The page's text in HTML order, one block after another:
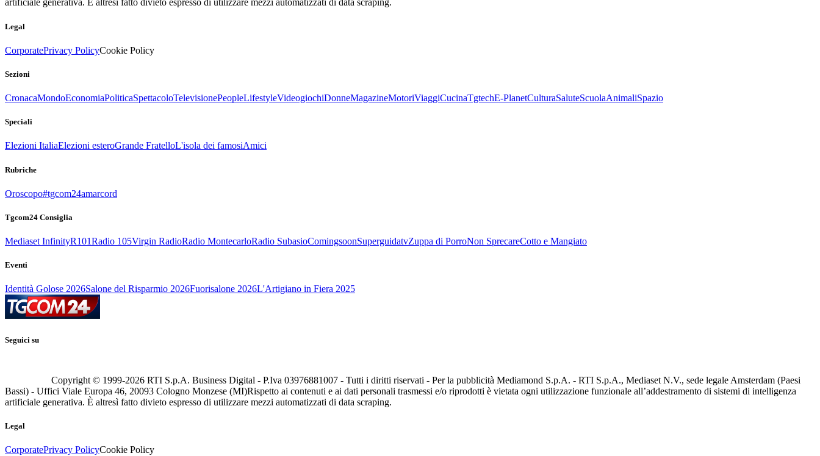
artificiale generativa. È altresì fatto divieto espresso di utilizzare mezzi automatizzati di data scraping.
Legal
CorporatePrivacy PolicyCookie Policy
Sezioni
CronacaMondoEconomiaPoliticaSpettacoloTelevisionePeopleLifestyleVideogiochiDonneMagazineMotoriViaggiCucinaTgtechE-PlanetCulturaSaluteScuolaAnimaliSpazio
Speciali
Elezioni ItaliaElezioni esteroGrande FratelloL'isola dei famosiAmici
Rubriche
Oroscopo#tgcom24amarcord
Tgcom24 Consiglia
Mediaset InfinityR101Radio 105Virgin RadioRadio MontecarloRadio SubasioComingsoonSuperguidatvZuppa di PorroNon SprecareCotto e Mangiato
Eventi
Identità Golose 2026Salone del Risparmio 2026Fuorisalone 2026L'Artigiano in Fiera 2025
Seguici su
Copyright © 1999-2026 RTI S.p.A. Business Digital - P.Iva 03976881007 - Tutti i diritti riservati - Per la pubblicità Mediamond S.p.A. - RTI S.p.A., Mediaset N.V., sede legale Amsterdam (Paesi
Bassi) - Uffici Viale Europa 46, 20093 Cologno Monzese (MI)Rispetto ai contenuti e ai dati personali trasmessi e/o riprodotti è vietata ogni utilizzazione funzionale all’addestramento di sistemi di intelligenza
artificiale generativa. È altresì fatto divieto espresso di utilizzare mezzi automatizzati di data scraping.
Legal
CorporatePrivacy PolicyCookie Policy